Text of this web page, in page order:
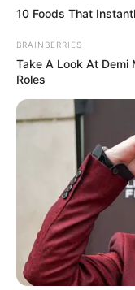
ΤΑΥΤΟΤΗΤΑ
© 2025
10 Foods That
BRAINBERRIES
Take A Look At
Roles